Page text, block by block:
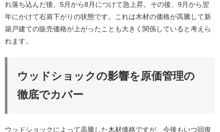
れ落ち込んだ後、5月から8月につけて急上昇。その後、9月から翌
年にかけて右肩下がりの状態です。これは木材の価格が高騰して新
築戸建ての販売価格が上がったことも大きく関係していると考えら
れます。
ウッドショックの影響を原価管理の
徹底でカバー
ウッドショックによって高騰した木材価格ですが、今後もいつ回復